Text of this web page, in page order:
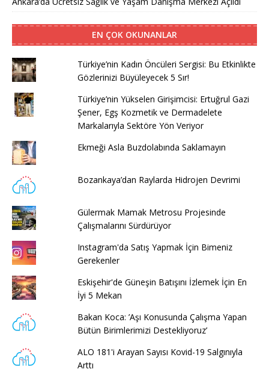
EN ÇOK OKUNANLAR
Türkiye’nin Kadın Öncüleri Sergisi: Bu Etkinlikte
Gözlerinizi Büyüleyecek 5 Sır!
Türkiye’nin Yükselen Girişimcisi: Ertuğrul Gazi
Şener, Egş Kozmetik ve Dermadelete
Markalarıyla Sektöre Yön Veriyor
Ekmeği Asla Buzdolabında Saklamayın
Bozankaya’dan Raylarda Hidrojen Devrimi
Gülermak Mamak Metrosu Projesinde
Çalışmalarını Sürdürüyor
Instagram'da Satış Yapmak İçin Bimeniz
Gerekenler
Eskişehir'de Güneşin Batışını İzlemek İçin En
İyi 5 Mekan
Bakan Koca: ’Aşı Konusunda Çalışma Yapan
Bütün Birimlerimizi Destekliyoruz’
ALO 181'i Arayan Sayısı Kovid-19 Salgınıyla
Arttı